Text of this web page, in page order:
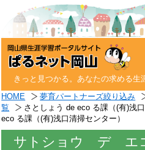
きっと見つかる。あなたの求める生
HOME 夢育パートナーズ絞り込み
覧
さとしょう de eco る課（(有)
eco る課（(有)浅口清掃センター）
サトショウ デ